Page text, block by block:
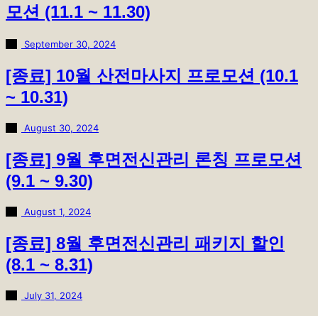
모션 (11.1 ~ 11.30)
September 30, 2024
[종료] 10월 산전마사지 프로모션 (10.1
~ 10.31)
August 30, 2024
[종료] 9월 후면전신관리 론칭 프로모션
(9.1 ~ 9.30)
August 1, 2024
[종료] 8월 후면전신관리 패키지 할인
(8.1 ~ 8.31)
July 31, 2024